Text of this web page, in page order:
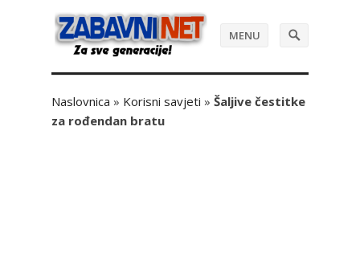
MENU
Naslovnica » Korisni savjeti » Šaljive čestitke
za rođendan bratu